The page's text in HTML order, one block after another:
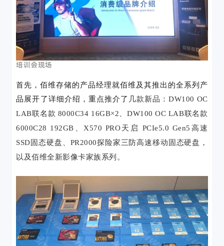
培训会现场
首先，佰维存储的产品经理就佰维及其推出的全系列产
品展开了详细介绍，重点推介了 几款新品：DW100 OC
LAB联名款 8000C34 16GB×2 、DW100 OC LAB联名款
6000C28 1 92GB
X570 PRO天启 PCIe5.0 Gen5高速
SSD固态硬盘、 PR2000探险家三防高速移动固态硬盘，
以及佰维全新影像卡家族系列 。